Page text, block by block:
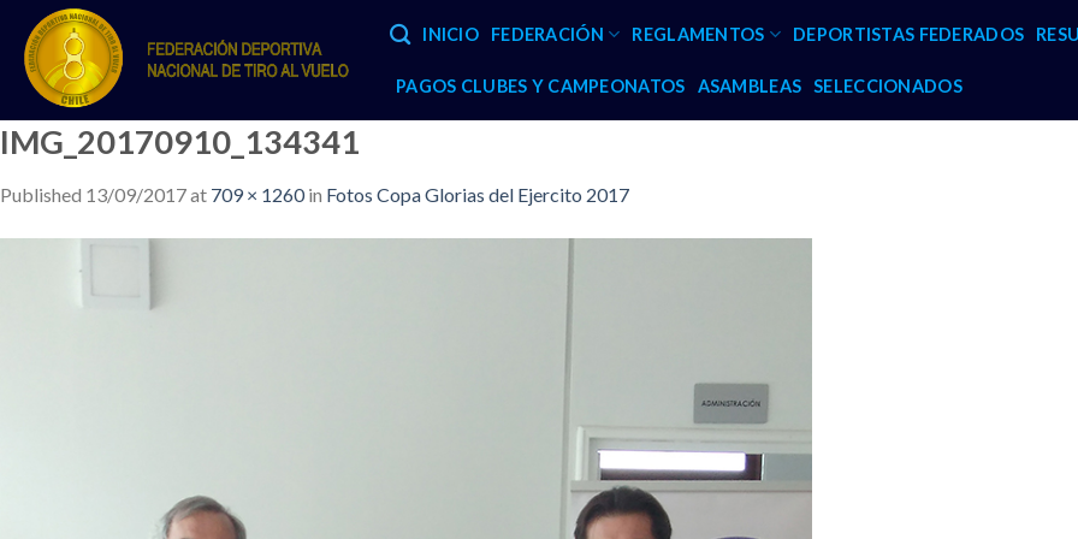
content
INICIO FEDERACIÓN REGLAMENTOS DEPORTISTAS FEDERADOS
PAGOS CLUBES Y CAMPEONATOS ASAMBLEAS SELECCIONADOS
IMG_20170910_134341
Published 13/09/2017at 709 × 1260in Fotos Copa Glorias del Ejercito 2017